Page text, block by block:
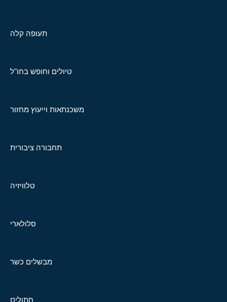
תעופה קלה
טיולים וחופש בחו"ל
משכנתאות וייעוץ מחזור
תחבורה ציבורית
טלוויזיה
סלולארי
מבשלים כשר
חתולים